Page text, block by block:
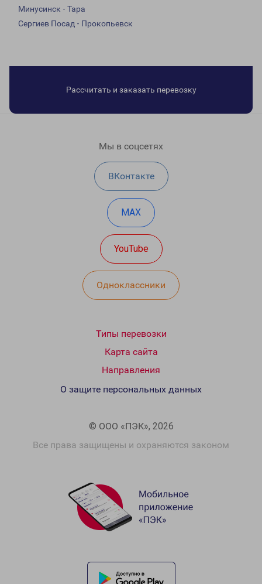
Минусинск - Тара
Сергиев Посад - Прокопьевск
Рассчитать и заказать перевозку
Мы в соцсетях
ВКонтакте
MAX
YouTube
Одноклассники
Типы перевозки
Карта сайта
Направления
© ООО «ПЭК», 2026
Все права защищены и охраняются законом
О защите персональных данных